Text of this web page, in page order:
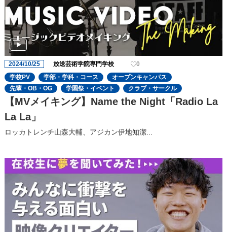
2024/10/25 放送芸術学院専門学校
0
学校PV
学部・学科・コース
オープンキャンパス
先輩・OB・OG
学園祭・イベント クラブ・サークル
【MVメイキング】Name the Night「Radio La
La La」
ロッカトレンチ山森大輔、アジカン伊地知潔...